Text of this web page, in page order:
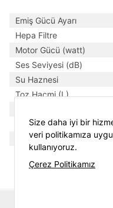
Emiş Gücü Ayarı
Hepa Filtre
Motor Gücü (watt)
Ses Seviyesi (dB)
Su Haznesi
Toz Hacmi (L)
Toz Torbası
Turbo Başlık
Ürün Rengi
Size daha iyi bir
veri politikamıza
kullanıyoruz.
Çerez Politikamız